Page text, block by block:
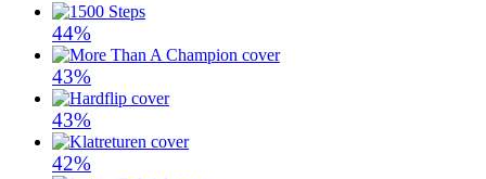
44%
43%
43%
42%